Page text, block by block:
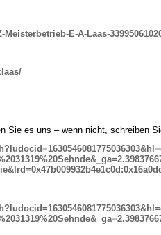
E-A-Laas-
Sie es uns – wenn nicht, schreiben